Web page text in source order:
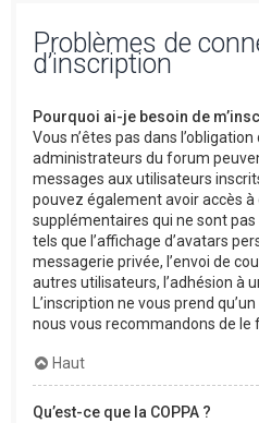
Problèmes de
d’inscription
Pourquoi ai-je besoin de
Vous n’êtes pas dans
administrateurs du forum
messages aux utilisateurs
pouvez également avoir accès
supplémentaires qui ne sont
tels que l’affichage d’avatars
messagerie privée, l’envoi de
autres utilisateurs, l’adhésion à
L’inscription ne vous prend
nous vous recommandons de le
Haut
Qu’est-ce que la COPPA ?